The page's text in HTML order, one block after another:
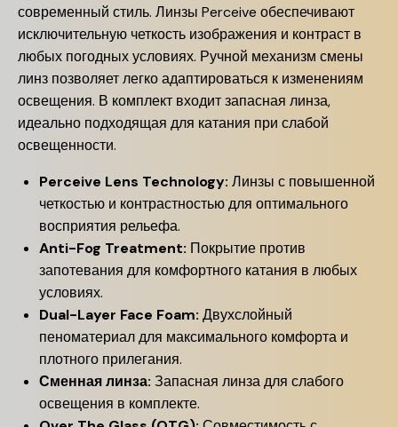
современный стиль. Линзы Perceive обеспечивают
исключительную четкость изображения и контраст в
любых погодных условиях. Ручной механизм смены
линз позволяет легко адаптироваться к изменениям
освещения. В комплект входит запасная линза,
идеально подходящая для катания при слабой
освещенности.
Perceive Lens Technology: Линзы с повышенной
четкостью и контрастностью для оптимального
восприятия рельефа.
Anti-Fog Treatment: Покрытие против
запотевания для комфортного катания в любых
условиях.
Dual-Layer Face Foam: Двухслойный
пеноматериал для максимального комфорта и
плотного прилегания.
Сменная линза: Запасная линза для слабого
освещения в комплекте.